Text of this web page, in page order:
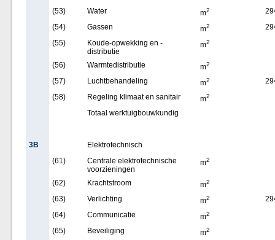
(53)
Water m2
(54)
Gassen m2
(55)
Koude-opwekking en -
distributie
m2
(56) Warmtedistributie m2
(57) Luchtbehandeling m2
(58)
Regeling klimaat en sanitair m2
Totaal werktuigbouwkundig
3B
Elektrotechnisch
(61)
Centrale elektrotechnische
voorzieningen
m2
(62) Krachtstroom m2
(63) Verlichting m2
(64)
Communicatie m2
(65) Beveiliging m2